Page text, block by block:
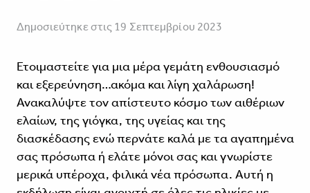
Δημοσιεύτηκε στις 19 Σεπτεμβρίου 2023
Ετοιμαστείτε για μια μέρα γεμάτη ενθουσιασμό
και εξερεύνηση…ακόμα και λίγη χαλάρωση!
Ανακαλύψτε τον απίστευτο κόσμο των αιθέριων
ελαίων, της γιόγκα, της υγείας και της
διασκέδασης ενώ περνάτε καλά με τα αγαπημένα
σας πρόσωπα ή ελάτε μόνοι σας και γνωρίστε
μερικά υπέροχα, φιλικά νέα πρόσωπα. Αυτή η